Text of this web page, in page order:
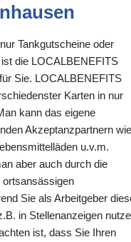
Tankgutscheine oder
die LOCALBENEFITS
Sie. LOCALBENEFITS
Karten in nur
kann das eigene
Akzeptanzpartnern wie
u.v.m.
aber auch durch die
ortsansässigen
Sie als Arbeitgeber
in Stellenanzeigen
ist, dass Sie Ihren